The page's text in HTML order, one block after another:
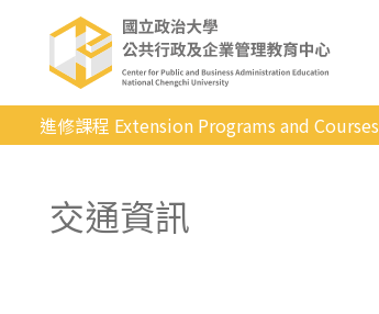
進修課程 Extension Programs and Courses
專業/學分
交通資訊